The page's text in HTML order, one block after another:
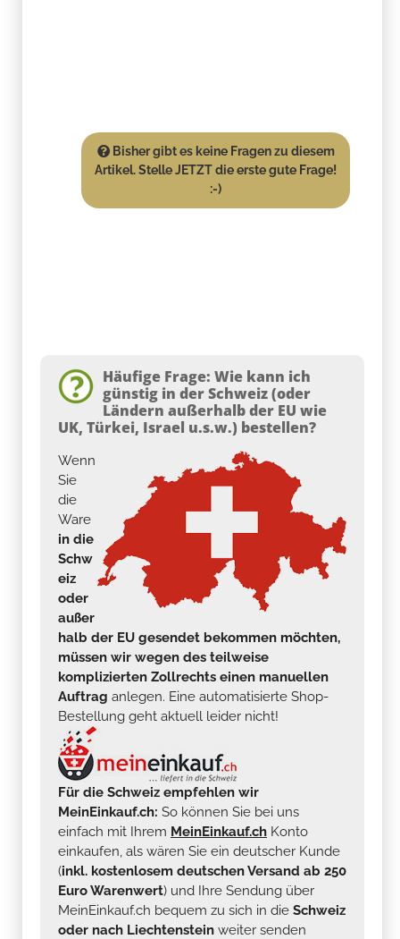
Bisher gibt es keine Fragen zu diesem
Artikel. Stelle JETZT die erste gute Frage!
:-)
Häufige Frage: Wie kann ich
günstig in der Schweiz (oder
Ländern außerhalb der EU wie
UK, Türkei, Israel u.s.w.) bestellen?
Wenn
Sie
die
Ware
in die
Schw
eiz
oder
außer
halb der EU gesendet bekommen möchten,
müssen wir wegen des teilweise
komplizierten Zollrechts einen manuellen
Auftrag anlegen. Eine automatisierte Shop-
Bestellung geht aktuell leider nicht!
Für die Schweiz empfehlen wir
MeinEinkauf.ch: So können Sie bei uns
einfach mit Ihrem MeinEinkauf.ch Konto
einkaufen, als wären Sie ein deutscher Kunde
(inkl. kostenlosem deutschen Versand ab 250
Euro Warenwert) und Ihre Sendung über
MeinEinkauf.ch bequem zu sich in die Schweiz
oder nach Liechtenstein weiter senden